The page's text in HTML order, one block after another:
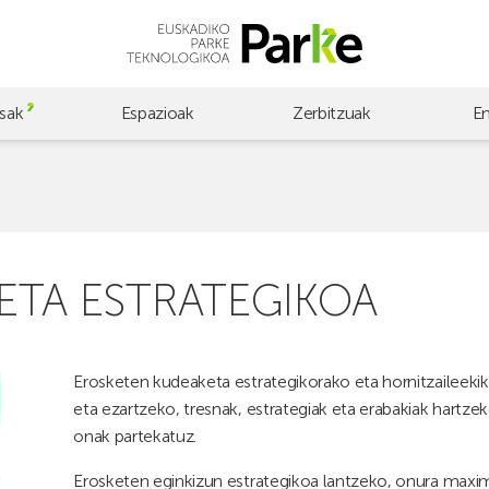
Espazioak Zerbitzuak
ESTRATEGIKOA
Erosketen kudeaketa estrategikorako eta
eta ezartzeko, tresnak, estrategiak eta erabakiak
onak partekatuz.
Erosketen eginkizun estrategikoa lantzeko, onura